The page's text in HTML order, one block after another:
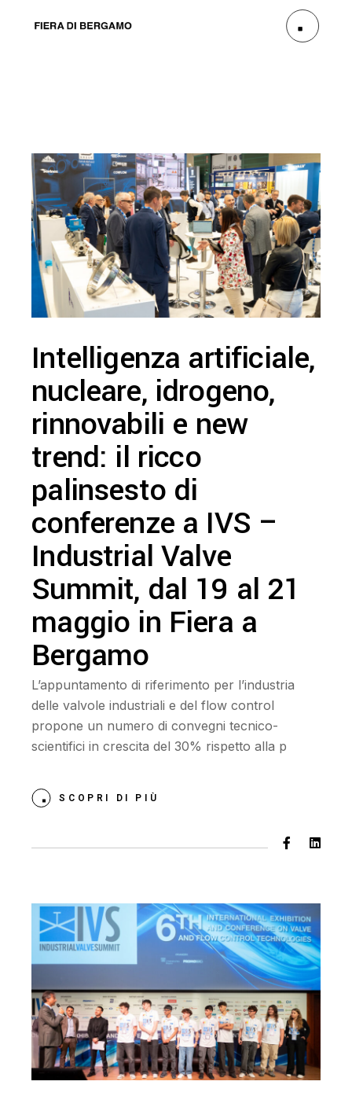
Intelligenza artificiale,
nucleare, idrogeno,
rinnovabili e new
trend: il ricco
palinsesto di
conferenze a IVS –
Industrial Valve
Summit, dal 19 al 21
maggio in Fiera a
Bergamo
L’appuntamento di riferimento per l’industria
delle valvole industriali e del flow control
propone un numero di convegni tecnico-
scientifici in crescita del 30% rispetto alla p
SCOPRI DI PIÙ